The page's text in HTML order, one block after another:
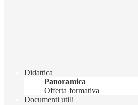
Didattica
Panoramica
Offerta formativa
Documenti utili